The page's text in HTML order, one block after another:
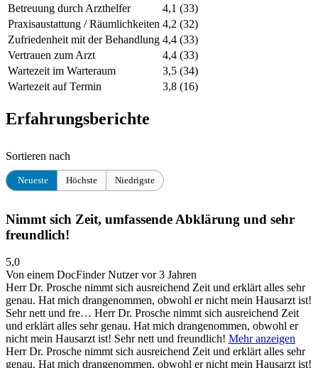
Betreuung durch Arzthelfer
4,1 (33)
Praxisaustattung / Räumlichkeiten 4,2 (32)
Zufriedenheit mit der Behandlung 4,4 (33)
Vertrauen zum Arzt
4,4 (33)
Wartezeit im Warteraum
3,5 (34)
Wartezeit auf Termin
3,8 (16)
Erfahrungsberichte
Sortieren nach
Neueste Höchste Niedrigste
Nimmt sich Zeit, umfassende Abklärung und sehr
freundlich!
5,0
Von einem DocFinder Nutzervor 3 Jahren
Herr Dr. Prosche nimmt sich ausreichend Zeit und erklärt alles sehr
genau. Hat mich drangenommen, obwohl er nicht mein Hausarzt ist!
Sehr nett und fre… Herr Dr. Prosche nimmt sich ausreichend Zeit
und erklärt alles sehr genau. Hat mich drangenommen, obwohl er
nicht mein Hausarzt ist! Sehr nett und freundlich! Mehr anzeigen
Herr Dr. Prosche nimmt sich ausreichend Zeit und erklärt alles sehr
genau. Hat mich drangenommen, obwohl er nicht mein Hausarzt ist!